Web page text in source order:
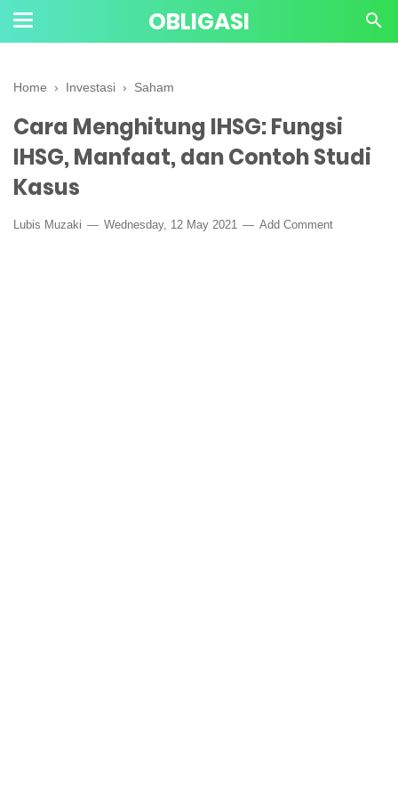
OBLIGASI
Home › Investasi › Saham
Cara Menghitung IHSG: Fungsi
IHSG, Manfaat, dan Contoh Studi
Kasus
Lubis Muzaki Wednesday, 12 May 2021 Add Comment